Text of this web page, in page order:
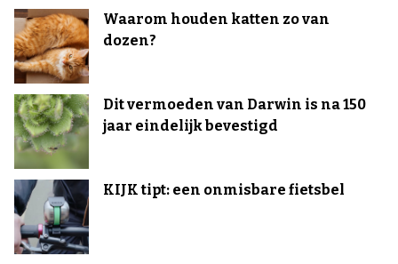
Waarom houden katten zo van
dozen?
Dit vermoeden van Darwin is na 150
jaar eindelijk bevestigd
KIJK tipt: een onmisbare fietsbel